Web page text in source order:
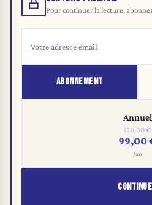
Pour continuer la lecture,
ABONNEMENT
Annuel
120,00 €
99,00
/an